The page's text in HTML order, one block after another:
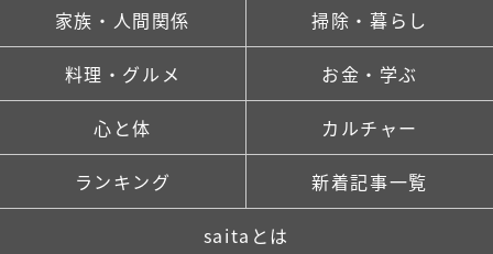
家族・人間関係 掃除・暮らし
料理・グルメ お金・学ぶ
心と体 カルチャー
ランキング 新着記事一覧
saitaとは